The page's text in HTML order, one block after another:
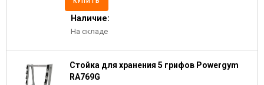
Наличие:
На складе
Стойка для хранения 5 грифов Powergym
RA769G